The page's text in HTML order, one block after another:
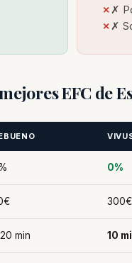
✗
✗
EFC de
0%
300€
min 10